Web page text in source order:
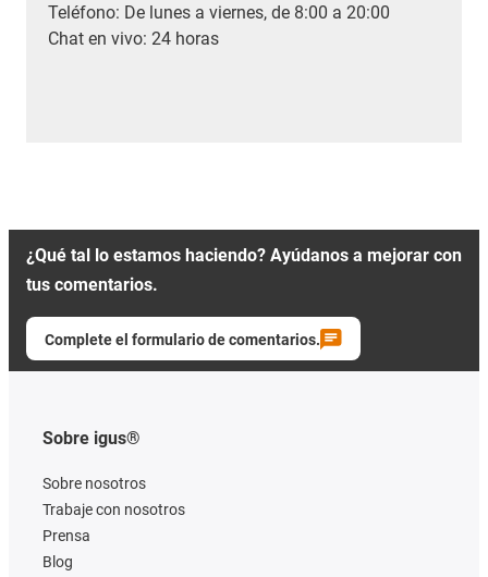
Teléfono: De lunes a viernes, de 8:00 a 20:00
Chat en vivo: 24 horas
¿Qué tal lo estamos haciendo? Ayúdanos a mejorar con
tus comentarios.
Complete el formulario de comentarios.
Sobre igus®
Sobre nosotros
Trabaje con nosotros
Prensa
Blog